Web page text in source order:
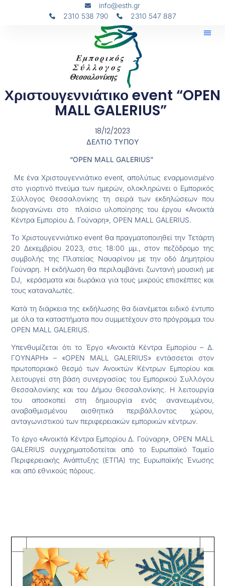
info@esth.gr
2310 538 790
2310 547 887
Χριστουγεννιάτικο event “OPEN
MALL GALERIUS”
18/12/2023
ΔΕΛΤΙΟ ΤΥΠΟΥ
“OPEN MALL GALERIUS”
Με ένα Χριστουγεννιάτικο event, απολύτως εναρμονισμένο
στο γιορτινό πνεύμα των ημερών, ολοκληρώνει ο Εμπορικός
Σύλλογος Θεσσαλονίκης τη σειρά των εκδηλώσεων που
διοργανώνει στο πλαίσιο υλοποίησης του έργου «Ανοικτά
Κέντρα Εμπορίου Δ. Γούναρη», OPEN MALL GALERIUS.
Το Χριστουγεννιάτικο event θα πραγματοποιηθεί την Τετάρτη
20 Δεκεμβρίου 2023, στις 18:00 μμ., στον πεζόδρομο της
συμβολής της Πλατείας Ναυαρίνου με την οδό Δημητρίου
Γούναρη. Η εκδήλωση θα περιλαμβάνει ζωντανή μουσική με
DJ, κεράσματα και δωράκια για τους μικρούς επισκέπτες και
τους καταναλωτές.
Κατά τη διάρκεια της εκδήλωσης θα διανέμεται ειδικό έντυπο
με όλα τα καταστήματα που συμμετέχουν στο πρόγραμμα του
OPEN MALL GALERIUS.
Υπενθυμίζεται ότι τo Έργο «Ανοικτά Κέντρα Εμπορίου – Δ.
ΓΟΥΝΑΡΗ» – «OPEN MALL GALERIUS» εντάσσεται στον
πρωτοποριακό θεσμό των Ανοικτών Κέντρων Εμπορίου και
λειτουργεί στη βάση συνεργασίας του Εμπορικού Συλλόγου
Θεσσαλονίκης και του Δήμου Θεσσαλονίκης. Η λειτουργία
του αποσκοπεί στη δημιουργία ενός ανανεωμένου,
αναβαθμισμένου αισθητικά περιβάλλοντος χώρου,
ανταγωνιστικού των περιφερειακών εμπορικών κέντρων.
Το έργο «Ανοικτά Κέντρα Εμπορίου Δ. Γούναρη», OPEN MALL
GALERIUS συγχρηματοδοτείται από το Ευρωπαϊκό Ταμείο
Περιφερειακής Ανάπτυξης (ΕΤΠΑ) της Ευρωπαϊκής Ένωσης
και από εθνικούς πόρους.